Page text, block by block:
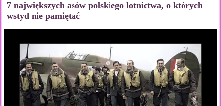
7 największych asów polskiego lotnictwa, o których
wstyd nie pamiętać